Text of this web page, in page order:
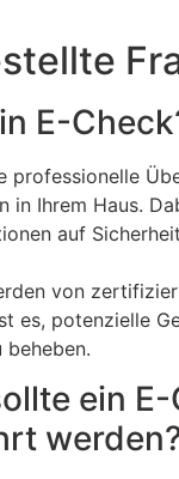
E-
professionelle
in Ihrem Haus.
auf
von
es, potenzielle
beheben.
ein